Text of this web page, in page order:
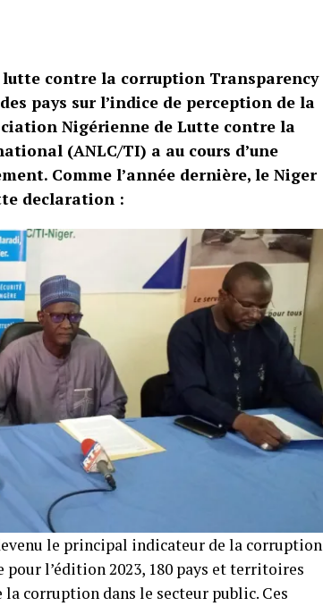
lutte contre la corruption Transparency
pays sur l’indice de perception de la
Nigérienne de Lutte contre la
(ANLC/TI) a au cours d’une
Comme l’année dernière, le Niger
declaration :
le principal indicateur de la corruption
l’édition 2023, 180 pays et territoires
corruption dans le secteur public. Ces